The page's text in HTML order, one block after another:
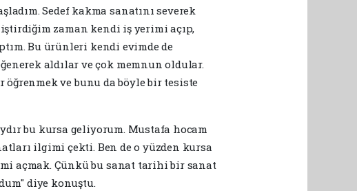
Sedef kakma sanatını severek
zaman kendi iş yerimi açıp,
Bu ürünleri kendi evimde de
aldılar ve çok memnun oldular.
ve bunu da böyle bir tesiste
bu kursa geliyorum. Mustafa hocam
ilgimi çekti. Ben de o yüzden kursa
açmak. Çünkü bu sanat tarihi bir sanat
diye konuştu.